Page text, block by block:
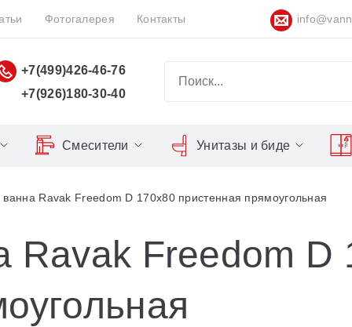
Фотогалерея Контакты
+7(499)426-46-76
+7(926)180-30-40
Душевые двери
Душевые уголки
Сиденья OVO для душевых
Domino
Formy
Freedom
Смесители
Серия Flat
Серия LIFE
Серия Neo
Унитазы и биде
Сиденья для унитазов
Cool
Nexty
ванна Ravak Freedom D 170x80 пристенная прямоугольная
Ravak Freedom D